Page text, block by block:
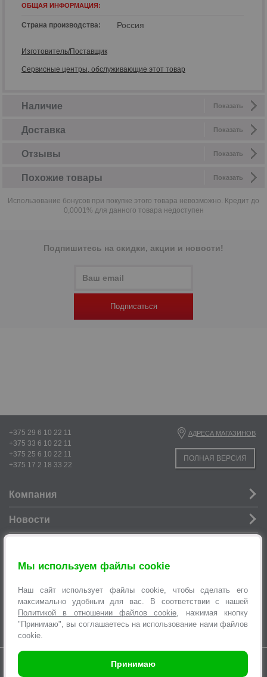
ОБЩАЯ ИНФОРМАЦИЯ:
Страна производства: Россия
Изготовитель/Поставщик
Сервисные центры, обслуживающие этот товар
Показать
Наличие
Показать
Доставка
Показать
Отзывы
Показать
Похожие товары
Использование бонусов при покупке этого товара невозможно. Кредит до
0,0001% для данного товара недоступен
Подпишитесь на скидки, акции и новости!
Подписаться
Мы используем файлы cookie
Наш сайт использует файлы cookie, чтобы сделать его
максимально удобным для вас. В соответствии с нашей
Политикой в отношении файлов cookie, нажимая кнопку
"Принимаю", вы соглашаетесь на использование нами файлов
cookie.
Принимаю
+375 29 6 10 22 11
+375 33 6 10 22 11
+375 25 6 10 22 11
+375 17 2 18 33 22
АДРЕСА МАГАЗИНОВ
ПОЛНАЯ ВЕРСИЯ
Компания
Новости
Информация
Оформление заявок